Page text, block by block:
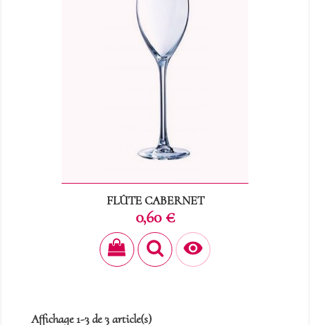
FLÛTE CABERNET
Prix
0,60 €

Affichage 1-3 de 3 article(s)